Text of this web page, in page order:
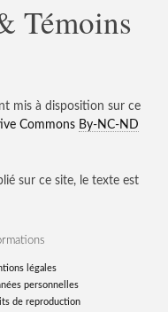
Témoins
mis à disposition sur ce
Commons By-NC-ND
sur ce site, le texte est
légales
personnelles
de reproduction